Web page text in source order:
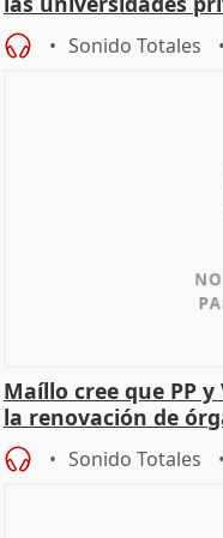
Sonido Totales
Maíllo cree que PP
la renovación de
Sonido Totales